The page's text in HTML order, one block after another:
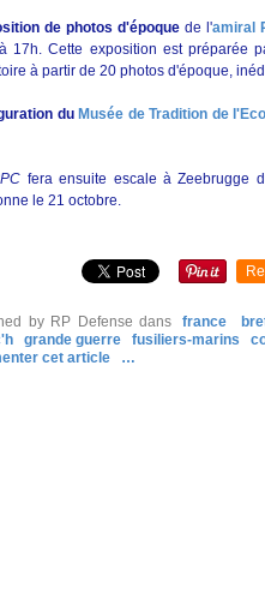
de photos d'époque de l'amiral
17h. Cette exposition est préparée
à partir de 20 photos d'époque,
du Musée de Tradition de
fera ensuite escale à Zeebrugge
le 21 octobre.
by RP Defense dans france
grande guerre fusiliers-marins
cet article
…